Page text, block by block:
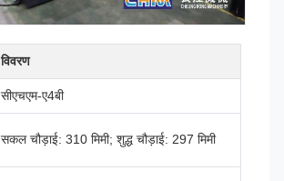
विवरण
सीएचएम-ए4बी
सकल चौड़ाई: 310 मिमी; शुद्ध चौड़ाई: 297 मिमी